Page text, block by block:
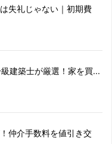
失礼じゃない｜初期費
級建築士が厳選！家を買...
仲介手数料を値引き交